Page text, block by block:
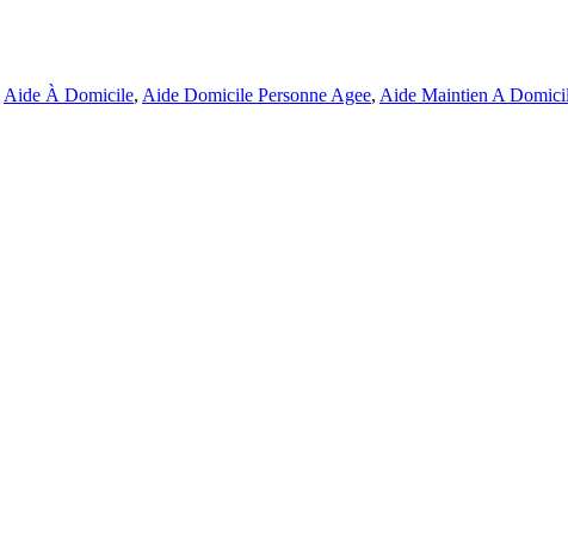
Aide À Domicile, Aide Domicile Personne Agee, Aide Maintien A